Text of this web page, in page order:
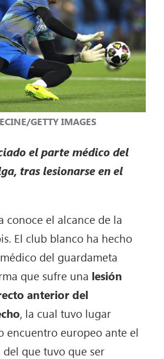
GETTY IMAGES
el parte médico del
tras lesionarse en el
conoce el alcance de la
El club blanco ha hecho
del guardameta
que sufre una lesión
anterior del
, la cual tuvo lugar
encuentro europeo ante el
del que tuvo que ser